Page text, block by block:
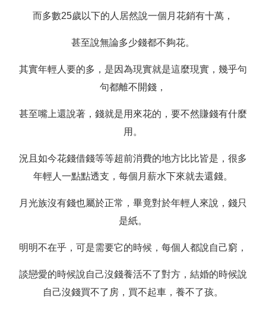
而多數25歲以下的人居然說一個月花銷有十萬，
甚至說無論多少錢都不夠花。
其實年輕人要的多，是因為現實就是這麼現實，幾乎句
句都離不開錢，
甚至嘴上還說著，錢就是用來花的，要不然賺錢有什麼
用。
況且如今花錢借錢等等超前消費的地方比比皆是，很多
年輕人一點點透支，每個月薪水下來就去還錢。
月光族沒有錢也屬於正常，畢竟對於年輕人來說，錢只
是紙。
明明不在乎，可是需要它的時候，每個人都說自己窮，
談戀愛的時候說自己沒錢養活不了對方，結婚的時候說
自己沒錢買不了房，買不起車，養不了孩。